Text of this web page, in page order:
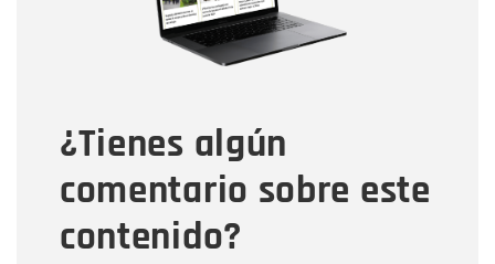
¿Tienes algún
comentario sobre este
contenido?
Tipo de comentario
Mensaje